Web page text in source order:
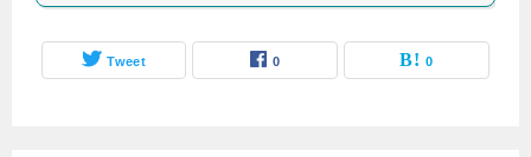
Tweet 0 0